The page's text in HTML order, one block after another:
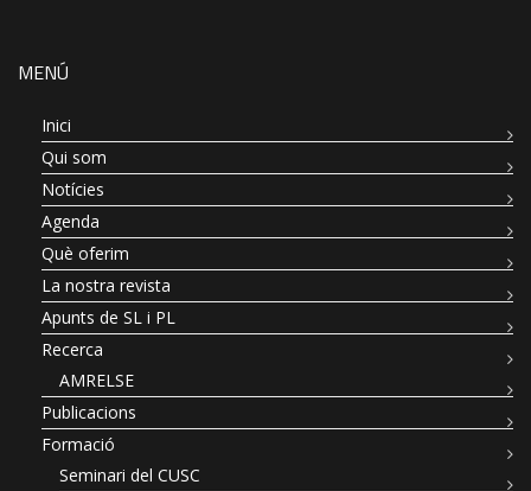
MENÚ
Inici
Qui som
Notícies
Agenda
Què oferim
La nostra revista
Apunts de SL i PL
Recerca
AMRELSE
Publicacions
Formació
Seminari del CUSC